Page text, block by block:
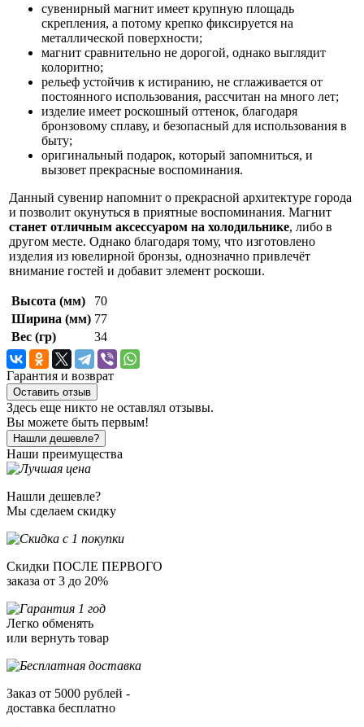
сувенирный магнит имеет крупную площадь
скрепления, а потому крепко фиксируется на
металлической поверхности;
магнит сравнительно не дорогой, однако выглядит
колоритно;
рельеф устойчив к истиранию, не сглаживается от
постоянного использования, рассчитан на много лет;
изделие имеет роскошный оттенок, благодаря
бронзовому сплаву, и безопасный для использования в
быту;
оригинальный подарок, который запомниться, и
вызовет прекрасные воспоминания.
Данный сувенир напомнит о прекрасной архитектуре города
и позволит окунуться в приятные воспоминания. Магнит
станет отличным аксессуаром на холодильнике, либо в
другом месте. Однако благодаря тому, что изготовлено
изделия из ювелирной бронзы, однозначно привлечёт
внимание гостей и добавит элемент роскоши.
Высота (мм)
70
Ширина (мм) 77
Вес (гр)
34
Гарантия и возврат
Оставить отзыв
Здесь еще никто не оставлял отзывы.
Вы можете быть первым!
Нашли дешевле?
Наши преимущества
Нашли дешевле?
Мы сделаем скидку
Скидки ПОСЛЕ ПЕРВОГО
заказа от 3 до 20%
Легко обменять
или вернуть товар
Заказ от 5000 рублей -
доставка бесплатно